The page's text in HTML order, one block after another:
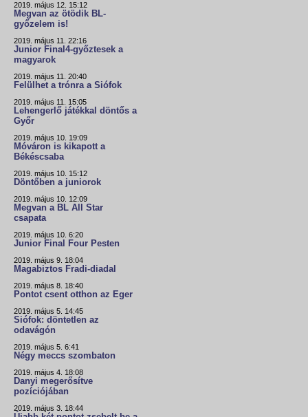
2019. május 12. 15:12
Megvan az ötödik BL-
győzelem is!
2019. május 11. 22:16
Junior Final4-győztesek a
magyarok
2019. május 11. 20:40
Felülhet a trónra a Siófok
2019. május 11. 15:05
Lehengerlő játékkal döntős a
Győr
2019. május 10. 19:09
Móváron is kikapott a
Békéscsaba
2019. május 10. 15:12
Döntőben a juniorok
2019. május 10. 12:09
Megvan a BL All Star
csapata
2019. május 10. 6:20
Junior Final Four Pesten
2019. május 9. 18:04
Magabiztos Fradi-diadal
2019. május 8. 18:40
Pontot csent otthon az Eger
2019. május 5. 14:45
Siófok: döntetlen az
odavágón
2019. május 5. 6:41
Négy meccs szombaton
2019. május 4. 18:08
Danyi megerősítve
pozíciójában
2019. május 3. 18:44